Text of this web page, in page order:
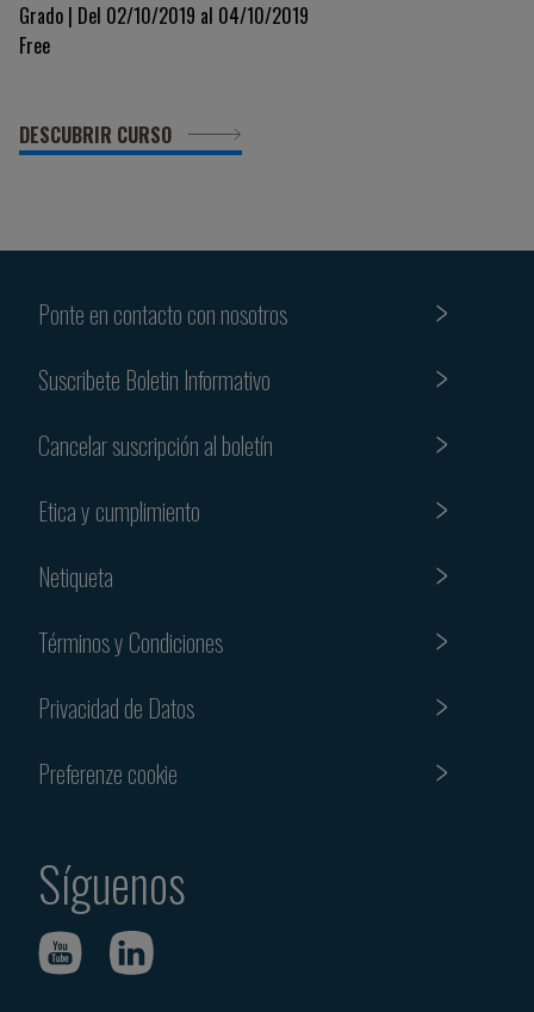
Grado | Del 02/10/2019 al 04/10/2019
Free
DESCUBRIR CURSO
Ponte en contacto con nosotros
Suscribete Boletin Informativo
Cancelar suscripción al boletín
Etica y cumplimiento
Netiqueta
Términos y Condiciones
Privacidad de Datos
Preferenze cookie
Síguenos